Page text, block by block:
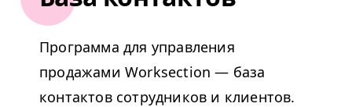
Программа для управления
продажами Worksection — база
контактов сотрудников и клиентов.